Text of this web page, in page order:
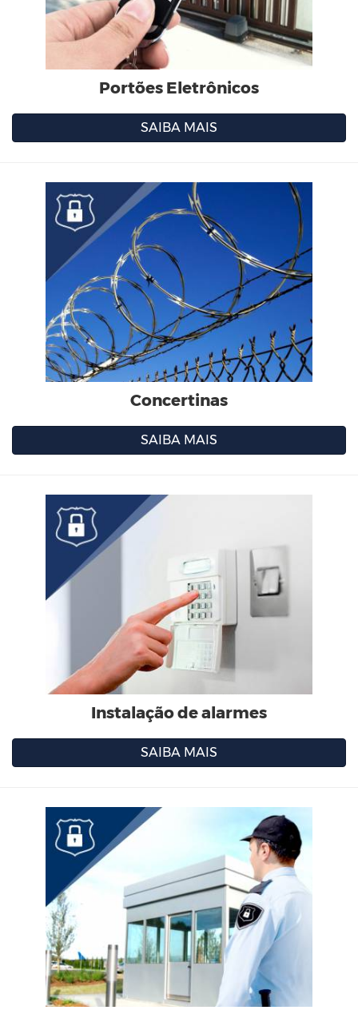
Portões Eletrônicos
SAIBA MAIS
Concertinas
SAIBA MAIS
Instalação de alarmes
SAIBA MAIS